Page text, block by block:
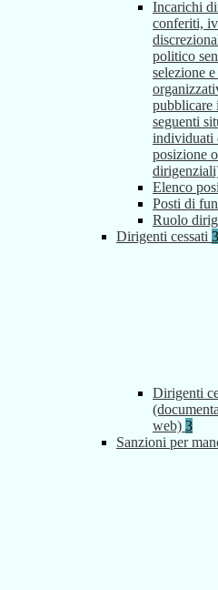
Incarichi
conferiti,
politico
selezione
pubblicare
seguenti
individuati
posizione
Elenco
Posti di
Ruolo
Dirigenti cessati 3
Dirigenti
web) 3
Sanzioni per